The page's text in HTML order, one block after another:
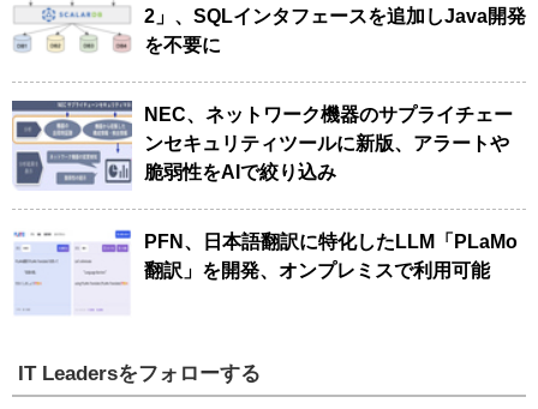
2」、SQLインタフェースを追加しJava開発
を不要に
NEC、ネットワーク機器のサプライチェー
ンセキュリティツールに新版、アラートや
脆弱性をAIで絞り込み
PFN、日本語翻訳に特化したLLM「PLaMo
翻訳」を開発、オンプレミスで利用可能
IT Leadersをフォローする